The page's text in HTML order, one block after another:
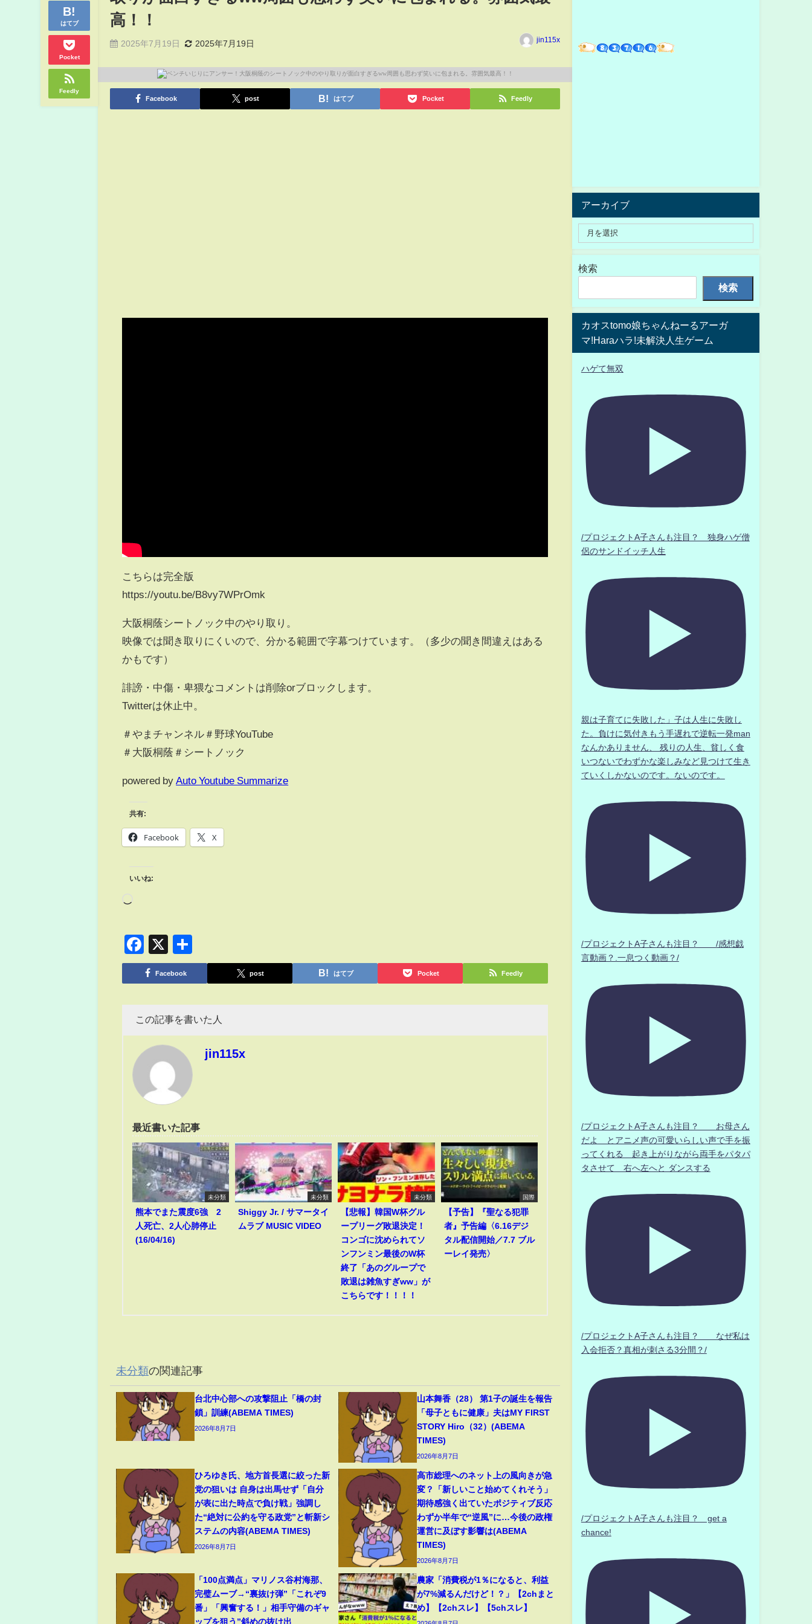
はてブ
Pocket
Feedly
高！！
2025年7月19日 2025年7月19日 jin115x
Facebook post はてブ Pocket Feedly
こちらは完全版
https://youtu.be/B8vy7WPrOmk
大阪桐蔭シートノック中のやり取り。
映像では聞き取りにくいので、分かる範囲で字幕つけています。（多少の聞き間違えはある
かもです）
誹謗・中傷・卑猥なコメントは削除orブロックします。
Twitterは休止中。
＃やまチャンネル＃野球YouTube
＃大阪桐蔭＃シートノック
powered by Auto Youtube Summarize
共有:
Facebook X
いいね:
Facebook
X
有
Facebook post はてブ Pocket Feedly
この記事を書いた人
jin115x
最近書いた記事
未分類
熊本でまた震度6強 2
人死亡、2人心肺停止
(16/04/16)
未分類
Shiggy Jr. / サマータイ
ムラブ MUSIC VIDEO
未分類
【悲報】韓国W杯グル
ープリーグ敗退決定！
コンゴに沈められてソ
ンフンミン最後のW杯
終了「あのグループで
敗退は雑魚すぎww」が
こちらです！！！！
国際
【予告】『聖なる犯罪
者』予告編〈6.16デジ
タル配信開始／7.7 ブル
ーレイ発売〉
未分類の関連記事
台北中心部への攻撃阻止「橋の封
鎖」訓練(ABEMA TIMES)
2026年8月7日
山本舞香（28） 第1子の誕生を報告
「母子ともに健康」夫はMY FIRST
STORY Hiro（32）(ABEMA
TIMES)
2026年8月7日
ひろゆき氏、地方首長選に絞った新
党の狙いは 自身は出馬せず「自分
が表に出た時点で負け戦」強調し
た“絶対に公約を守る政党”と斬新シ
ステムの内容(ABEMA TIMES)
2026年8月7日
高市総理へのネット上の風向きが急
変？「新しいこと始めてくれそう」
期待感強く出ていたポジティブ反応
わずか半年で“逆風”に…今後の政権
運営に及ぼす影響は(ABEMA
TIMES)
2026年8月7日
「100点満点」マリノス谷村海那、
完璧ムーブ→“裏抜け弾”「これぞ9
番」「興奮する！」相手守備のギャ
ップを狙う”斜めの抜け出
農家「消費税が1％になると、利益
が7%減るんだけど！？」【2chまと
め】【2chスレ】【5chスレ】
アーカイブ
検索
検索
カオスtomo娘ちゃんねーるアーガ
マ!Haraハラ!未解決人生ゲーム
ハゲて無双
/プロジェクトA子さんも注目？ 独身ハゲ僧
侶のサンドイッチ人生
親は子育てに失敗した」子は人生に失敗し
た。負けに気付きもう手遅れで逆転一発man
なんかありません、 残りの人生、貧しく食
いつないでわずかな楽しみなど見つけて生き
ていくしかないのです。ないのです。
/プロジェクトA子さんも注目？ /感想戯
言動画？.一息つく動画？/
/プロジェクトA子さんも注目？ お母さん
だよ とアニメ声の可愛いらしい声で手を振
ってくれる 起き上がりながら両手をパタパ
タさせて 右へ左へと ダンスする
/プロジェクトA子さんも注目？ なぜ私は
入会拒否？真相が刺さる3分間？/
/プロジェクトA子さんも注目？ get a
chance!